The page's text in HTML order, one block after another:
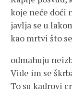
koje neće doći
javlja se u
kao mrtvi što
odmahuju
Vide im se
To su kadrovi